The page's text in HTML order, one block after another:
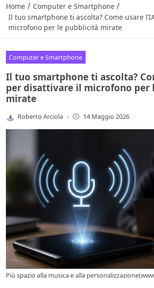
Home / Computer e Smartphone /
Il tuo smartphone ti ascolta? Come usare
microfono per le pubblicità mirate
Computer e Smartphone
Il tuo smartphone ti ascolta?
per disattivare il microfono per
mirate
Roberto Arciola - 14 Maggio 2026
Più spazio alla musica e alla